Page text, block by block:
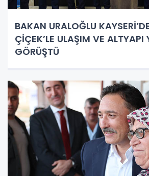
BAKAN URALOĞLU
ÇİÇEK’LE ULAŞIM VE ALTYAPI
GÖRÜŞTÜ